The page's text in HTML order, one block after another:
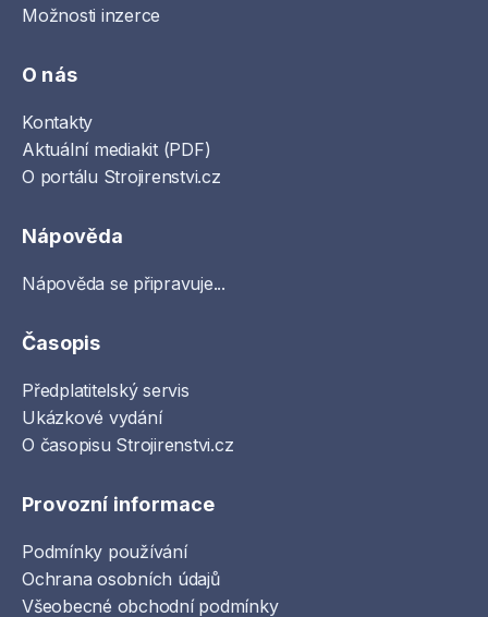
Možnosti inzerce
O nás
Kontakty
Aktuální mediakit (PDF)
O portálu Strojirenstvi.cz
Nápověda
Nápověda se připravuje...
Časopis
Předplatitelský servis
Ukázkové vydání
O časopisu Strojirenstvi.cz
Provozní informace
Podmínky používání
Ochrana osobních údajů
Všeobecné obchodní podmínky